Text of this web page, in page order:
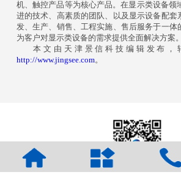
机、触控产品等为核心产品。在显示类设备领
进的技术、高素质的团队、以及显示设备配套
发、生产、销售、工程实施、售后服务于一体
为客户对显示类设备的需求提供全面解决方案。
本文由天津景信科技编辑发布，
http://www.jingsee.com。